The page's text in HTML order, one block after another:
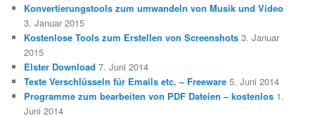
Konvertierungstools zum umwandeln von Musik und Video
3. Januar 2015
Kostenlose Tools zum Erstellen von Screenshots 3. Januar
2015
Elster Download 7. Juni 2014
Texte Verschlüsseln für Emails etc. – Freeware 5. Juni 2014
Programme zum bearbeiten von PDF Dateien – kostenlos 1.
Juni 2014